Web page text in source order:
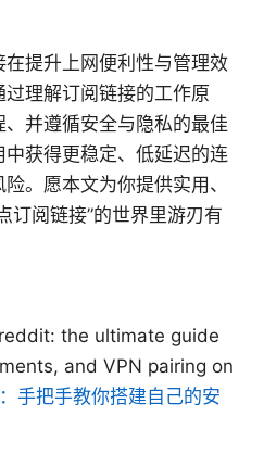
提升上网便利性与管理效
理解订阅链接的工作原
并遵循安全与隐私的最佳
获得更稳定、低延迟的连
。愿本文为你提供实用、
订阅链接”的世界里游刃有
the ultimate guide
and VPN pairing on
手把手教你搭建自己的安